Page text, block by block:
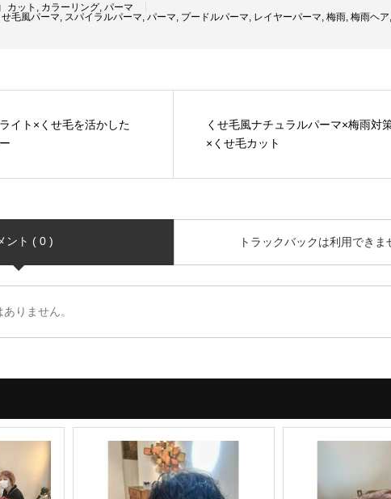
カット カラーリング パーマ
せ毛風パーマ スパイラルパーマ パーマ プードルパーマ レイヤーパーマ 梅雨 梅雨ヘア
イト×くせ毛を活かした
くせ毛風ナチュラルパーマ×梅雨対
×くせ毛カット
ント ( 0 ) トラックバックは利用できま
りません。